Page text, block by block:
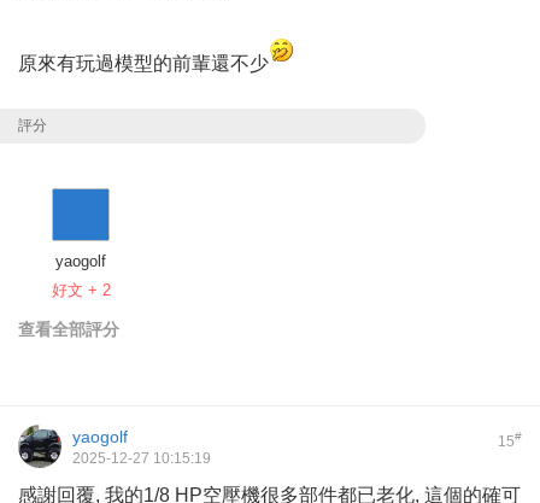
原來有玩過模型的前輩還不少
評分
yaogolf
好文 + 2
查看全部評分
15#
yaogolf
2025-12-27 10:15:19
感謝回覆, 我的1/8 HP空壓機很多部件都已老化, 這個的確可